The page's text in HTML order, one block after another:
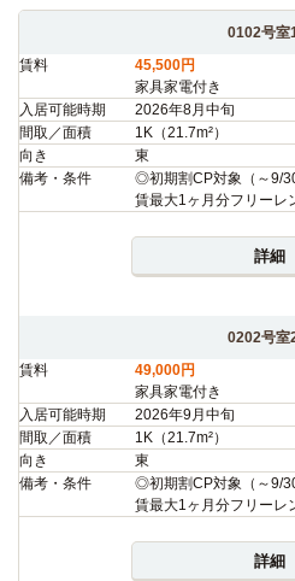
0102号室
賃料
45,500円
家具家電付き
入居可能時期
2026年8月中旬
間取／面積
1K（21.7m²）
向き
東
備考・条件
◎初期割CP対象（～9/
賃最大1ヶ月分フリー
詳細
0202号室
賃料
49,000円
家具家電付き
入居可能時期
2026年9月中旬
間取／面積
1K（21.7m²）
向き
東
備考・条件
◎初期割CP対象（～9/
賃最大1ヶ月分フリー
詳細